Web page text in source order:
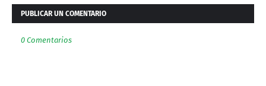
PUBLICAR UN COMENTARIO
0 Comentarios